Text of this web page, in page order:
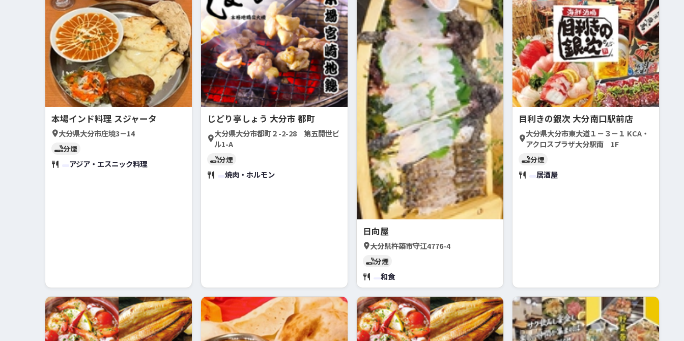
本場インド料理 スジャータ
大分県大分市庄境3－14
分煙
アジア・エスニック料理
じどり亭しょう 大分市 都町
大分県大分市都町２-2-28 第五開世ビ
ル1-A
分煙
焼肉・ホルモン
日向屋
大分県杵築市守江4776-4
分煙
和食
目利きの銀次 大分南口駅前店
大分県大分市東大道１－３－１ KCA・
アクロスプラザ大分駅南 1F
分煙
居酒屋